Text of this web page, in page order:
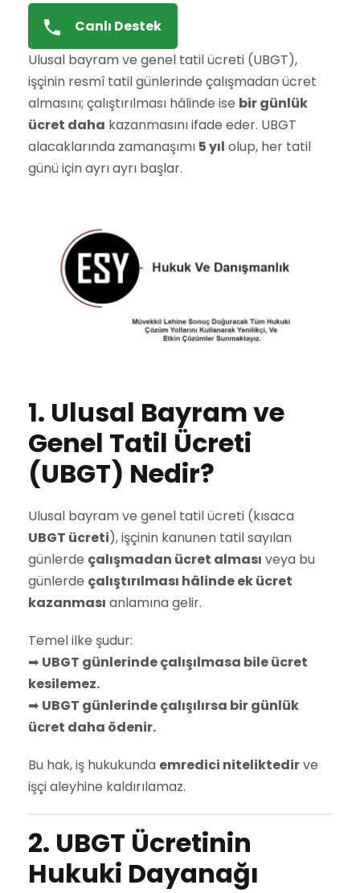
Canlı Destek
Ulusal bayram ve genel tatil ücreti (UBGT),
işçinin resmî tatil günlerinde çalışmadan ücret
almasını; çalıştırılması hâlinde ise bir günlük
ücret daha kazanmasını ifade eder. UBGT
alacaklarında zamanaşımı 5 yıl olup, her tatil
günü için ayrı ayrı başlar.
1. Ulusal Bayram ve
Genel Tatil Ücreti
(UBGT) Nedir?
Ulusal bayram ve genel tatil ücreti (kısaca
UBGT ücreti), işçinin kanunen tatil sayılan
günlerde çalışmadan ücret alması veya bu
günlerde çalıştırılması hâlinde ek ücret
kazanması anlamına gelir.
Temel ilke şudur:
➡ UBGT günlerinde çalışılmasa bile ücret
kesilemez.
➡ UBGT günlerinde çalışılırsa bir günlük
ücret daha ödenir.
Bu hak, iş hukukunda emredici niteliktedirve
işçi aleyhine kaldırılamaz.
2. UBGT Ücretinin
Hukuki Dayanağı